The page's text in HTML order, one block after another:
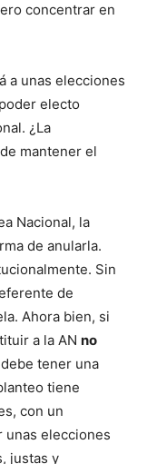
concentrar en
a unas elecciones
electo
¿La
mantener el
Nacional, la
de anularla.
Sin
de
Ahora bien, si
a la AN no
tener una
tiene
con un
unas elecciones
justas y